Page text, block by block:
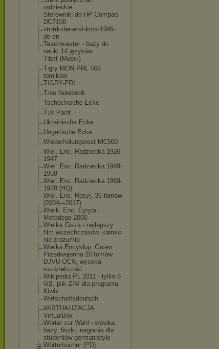
radzieckie
Sterowniki do HP Compaq
DC7100
str-trk-der-erst-kntk-1996-
de-en
Teachmaster - bazy do
nauki 14 języków
Tibet (Musik)
Tigry MON PRL 568
tomików
TIGRY-PRL
Tree Notebook
Tschechische Ecke
Tux Paint
Ukrainische Ecke
Ungarische Ecke
Wiederholungstest MC500
Wiel. Enc. Radziecka 1926-
1947
Wiel. Enc. Radziecka 1949-
1958
Wiel. Enc. Radziecka 1969-
1978 (HQ)
Wiel. Enc. Rosyj. 36 tomów
(2004—2017)
Wielk. Enc. Cyryla i
Metodego 2000
Wielka Cisza - najlepszy
film wszechczasów, karmici
nie zrozumio
Wielka Encyklop. Guten.
Przedwojenna 20 tomów
DJVU OCR, wysoka
rozdzielczość
Wikipedia PL 2011 - tylko 6
GB, plik ZIM dla programu
Kiwix
Wirtschaftsdeutsc h
WIRTUALIZACJA
VirtualBox
Wörter zur Wahl - słówka,
bazy, fiszki, nagrania dla
studentów germanistyki
Wörterbücher (PD)